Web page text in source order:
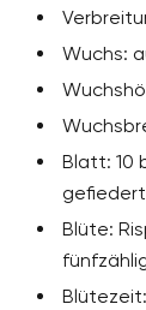
Wuchs:
Blatt: 10
Blüte: